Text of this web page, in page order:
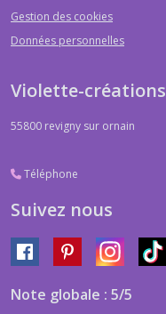
Gestion des cookies
Données personnelles
Violette-créations
55800 revigny sur ornain
Téléphone
Suivez nous
Note globale : 5/5